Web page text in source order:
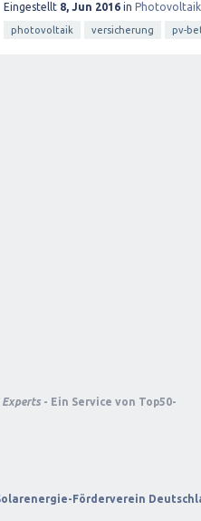
Eingestellt 8, Jun 2016 in Photovoltaik
photovoltaik versicherung pv-
Experts - Ein Service von Top50-